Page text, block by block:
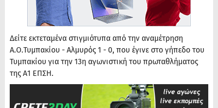
Δείτε εκτεταμένα στιγμιότυπα από την αναμέτρηση
Α.Ο.Τυμπακίου - Αλμυρός 1 - 0, που έγινε στο γήπεδο του
Τυμπακίου για την 13η αγωνιστική του πρωταθλήματος
της Α1 ΕΠΣΗ.